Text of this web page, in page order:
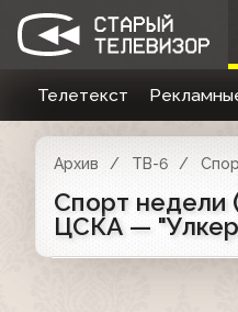
Телетекст
Архив ТВ-6
Спорт недели
ЦСКА —